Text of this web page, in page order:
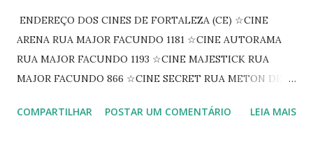
ENDEREÇO DOS CINES DE FORTALEZA (CE) ☆CINE
ARENA RUA MAJOR FACUNDO 1181 ☆CINE AUTORAMA
RUA MAJOR FACUNDO 1193 ☆CINE MAJESTICK RUA
MAJOR FACUNDO 866 ☆CINE SECRET RUA METON DE
PEIXOTO 1307 ☆CINE IRIS RUA FLORIANO PEIXOTO 1206
COMPARTILHAR POSTAR UM COMENTÁRIO LEIA MAIS